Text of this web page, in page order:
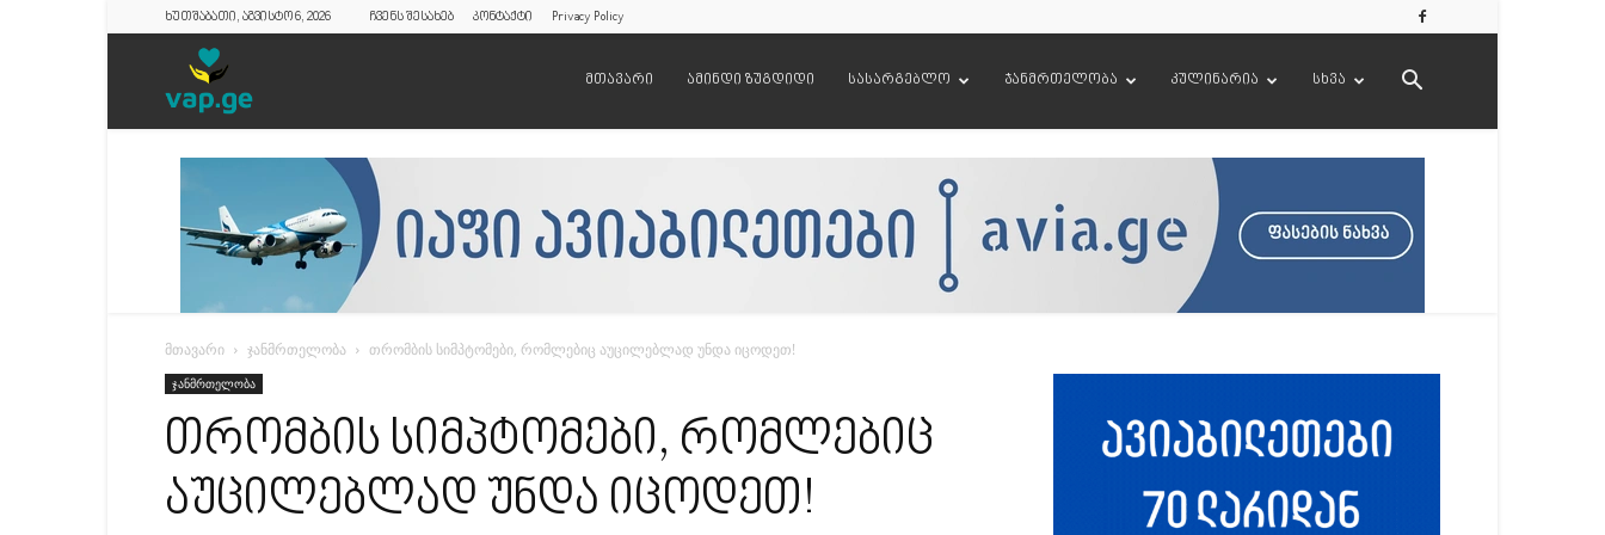
ხუთშაბათი, აგვისტო 6, 2026 ჩვენს შესახებ კონტაქტი Privacy Policy
მთავარი ამინდი ზუგდიდი სასარგებლო ჯანმრთელობა კულინარია სხვა
მთავარი ჯანმრთელობა თრომბის სიმპტომები, რომლებიც აუცილებლად უნდა იცოდეთ!
ჯანმრთელობა
თრომბის სიმპტომები, რომლებიც
აუცილებლად უნდა იცოდეთ!